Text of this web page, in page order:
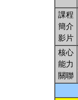
課程
簡介
影片
核心
能力
關聯